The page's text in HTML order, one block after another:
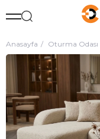
Anasayfa Oturma Odası